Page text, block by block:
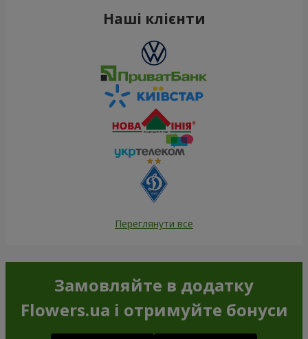
Наші клієнти
Переглянути все
Замовляйте в додатку
Flowers.ua і отримуйте бонуси